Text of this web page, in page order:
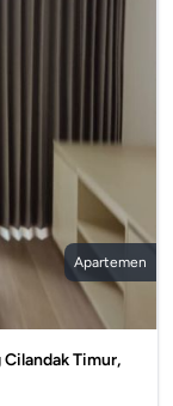
Apartemen
Timur,